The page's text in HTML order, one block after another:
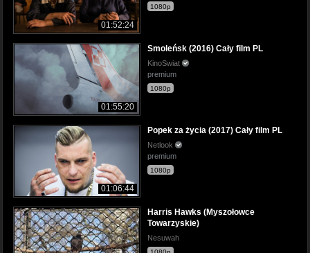
01:52:24
1080p
01:55:20
Smoleńsk (2016) Cały film PL
KinoSwiat
premium
1080p
01:06:44
Popek za życia (2017) Cały film PL
Netlook
premium
1080p
Harris Hawks (Myszołowce
Towarzyskie)
Nesuwah